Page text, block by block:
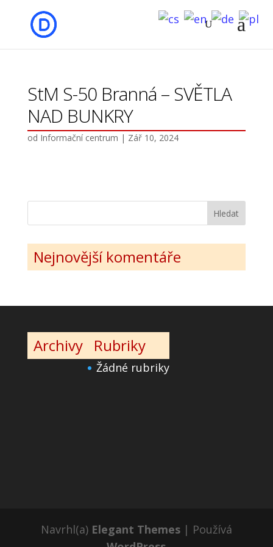
StM S-50 Branná – SVĚTLA
NAD BUNKRY
od Informační centrum | Zář 10, 2024
Nejnovější komentáře
Archivy Rubriky
Žádné rubriky
Navrhl(a) Elegant Themes| Používá